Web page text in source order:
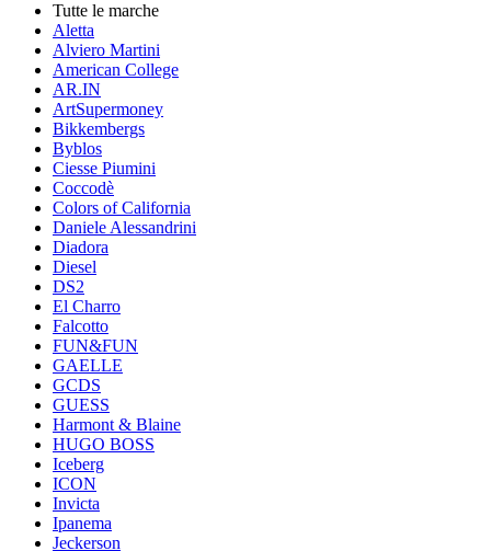
Tutte le marche
Aletta
Alviero Martini
American College
AR.IN
ArtSupermoney
Bikkembergs
Byblos
Ciesse Piumini
Coccodè
Colors of California
Daniele Alessandrini
Diadora
Diesel
DS2
El Charro
Falcotto
FUN&FUN
GAELLE
GCDS
GUESS
Harmont & Blaine
HUGO BOSS
Iceberg
ICON
Invicta
Ipanema
Jeckerson